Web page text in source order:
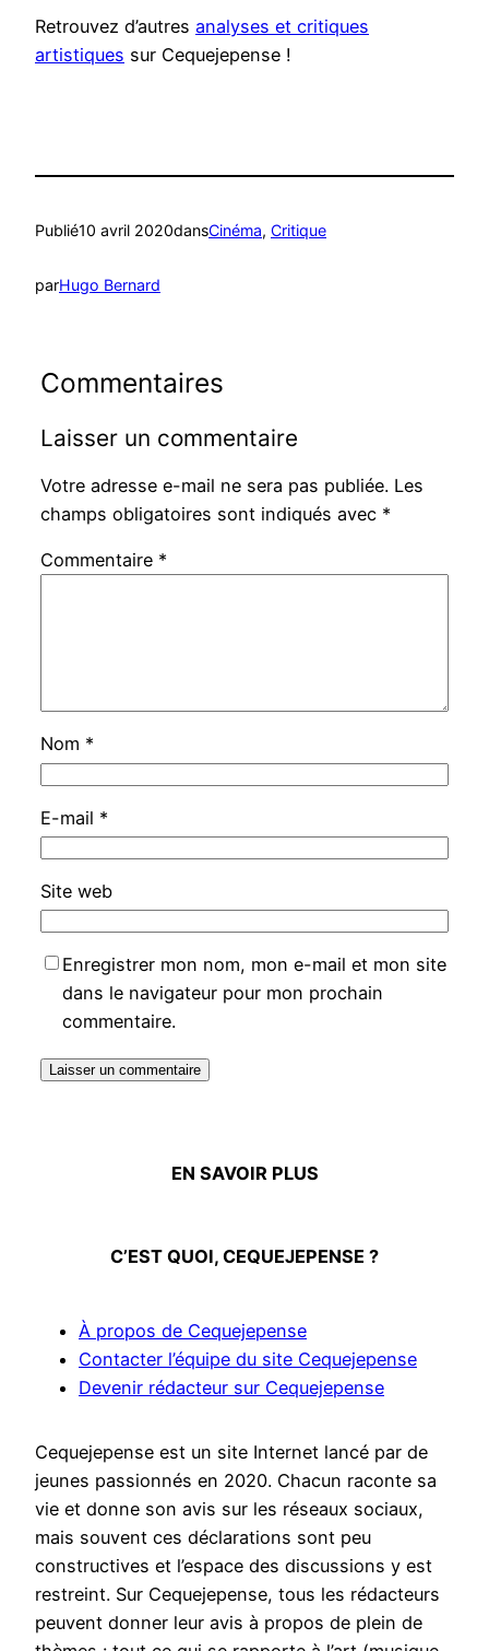
Retrouvez d’autres analyses et critiques
artistiques sur Cequejepense !
Publié10 avril 2020dansCinéma, Critique
parHugo Bernard
Commentaires
Laisser un commentaire
Votre adresse e-mail ne sera pas publiée. Les
champs obligatoires sont indiqués avec *
Commentaire *
Nom *
E-mail *
Site web
Enregistrer mon nom, mon e-mail et mon site
dans le navigateur pour mon prochain
commentaire.
EN SAVOIR PLUS
C’EST QUOI, CEQUEJEPENSE ?
À propos de Cequejepense
Contacter l’équipe du site Cequejepense
Devenir rédacteur sur Cequejepense
Cequejepense est un site Internet lancé par de
jeunes passionnés en 2020. Chacun raconte sa
vie et donne son avis sur les réseaux sociaux,
mais souvent ces déclarations sont peu
constructives et l’espace des discussions y est
restreint. Sur Cequejepense, tous les rédacteurs
peuvent donner leur avis à propos de plein de